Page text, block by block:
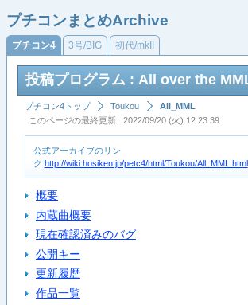
プチコンまとめArchive
プチコン4 3号/BIG 初代/mkII
投稿プログラム : All over the
プチコン4トップ Toukou
All_MML
このページの最終更新 : 2022/09/20 (火) 12:23:39
公式アーカイブのリン
ク:http://wiki.hosiken.jp/petc4/html/Toukou/All_MML.html
概要
内蔵曲概要
現在確認済みのバグ
公開キー
更新履歴
作品一覧